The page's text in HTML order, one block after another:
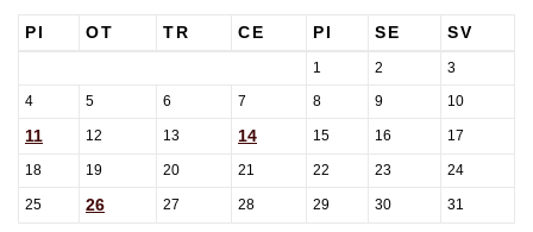
PI OT TR CE PI SE SV
1 2
3
4
5 6 7 8 9 10
11 12 13 14 15 16 17
18 19 20 21 22 23 24
25 26 27 28 29 30 31